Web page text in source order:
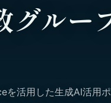
グルー
を活用した生成AI活用